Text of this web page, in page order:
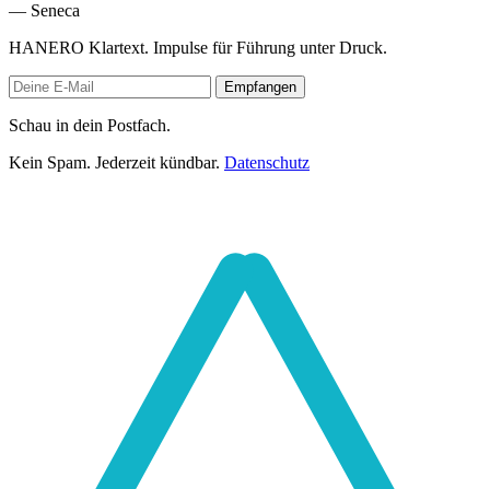
— Seneca
HANERO Klartext. Impulse für Führung unter Druck.
Empfangen
Schau in dein Postfach.
Kein Spam. Jederzeit kündbar. Datenschutz